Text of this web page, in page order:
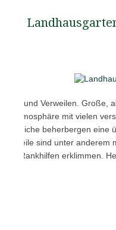
und Verweilen. Große,
Atmosphäre mit vielen
beherbergen eine
sind unter anderem
Rankhilfen erklimmen.